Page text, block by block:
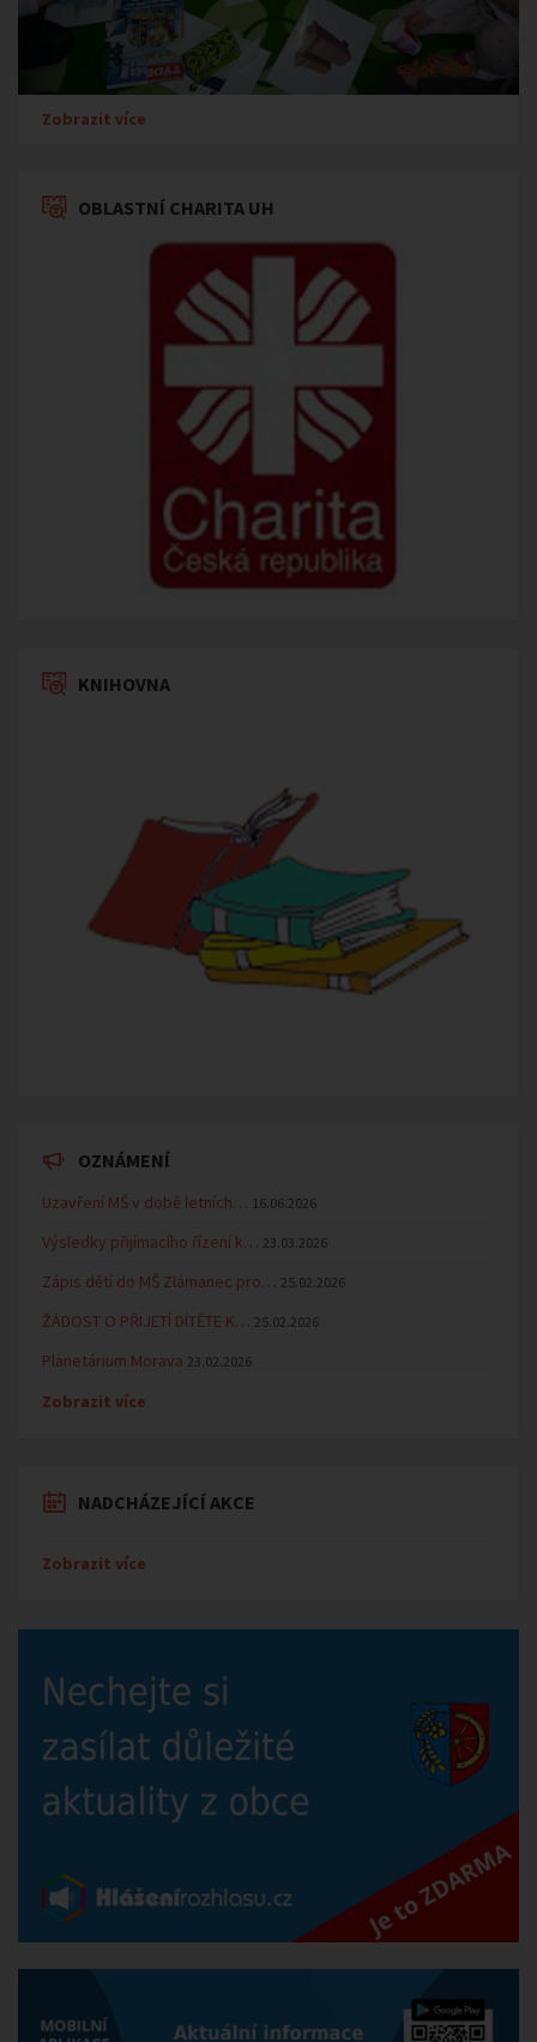
Zobrazit více
OBLASTNÍ CHARITA UH
KNIHOVNA
OZNÁMENÍ
Uzavření MŠ v době letních… 16.06.2026
Výsledky přijímacího řízení k… 23.03.2026
Zápis dětí do MŠ Zlámanec pro… 25.02.2026
ŽÁDOST O PŘIJETÍ DÍTĚTE K… 25.02.2026
Planetárium Morava 23.02.2026
Zobrazit více
NADCHÁZEJÍCÍ AKCE
Zobrazit více